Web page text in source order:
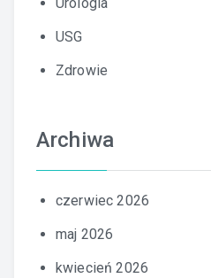
USG
Zdrowie
Archiwa
czerwiec 2026
maj 2026
kwiecień 2026